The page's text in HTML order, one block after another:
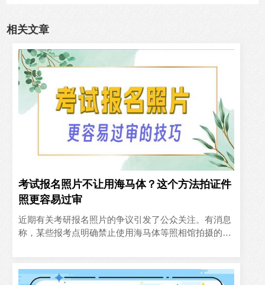
相关文章
考试报名照片不让用海马体？这个方法拍证件
照更容易过审
近期有关考研报名照片的争议引发了公众关注。有消息
称，某些报考点明确禁止使用海马体等照相馆拍摄的照